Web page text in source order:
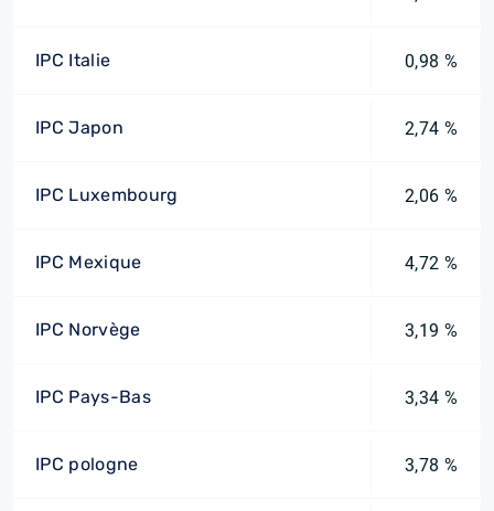
IPC Italie 0,98 %
IPC Japon 2,74 %
IPC Luxembourg 2,06 %
IPC Mexique 4,72 %
IPC Norvège 3,19 %
IPC Pays-Bas 3,34 %
IPC pologne 3,78 %